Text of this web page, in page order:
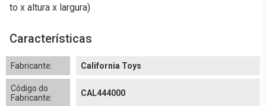
to x altura x largura)
Características
Fabricante: California Toys
Código do
Fabricante:
CAL444000